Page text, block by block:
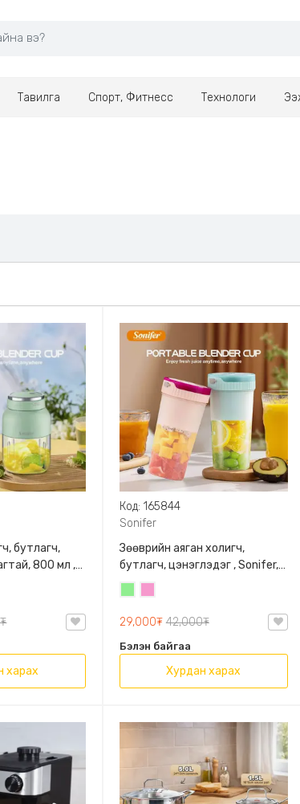
Тавилга Спорт, Фитнесс Технологи
бутлагч,
800 мл ,
харах
Код: 165844
Sonifer
Зөөврийн аяган холигч,
бутлагч, цэнэглэдэг , Sonifer,
SF-8130
29,000₮ 42,000₮
Бэлэн байгаа
Хурдан харах